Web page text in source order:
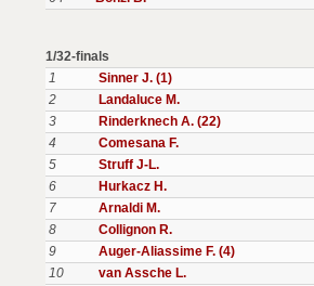
1/32-finals
1
Sinner J. (1)
2
Landaluce M.
3
Rinderknech A. (22)
4
Comesana F.
5
Struff J-L.
6
Hurkacz H.
7
Arnaldi M.
8
Collignon R.
9
Auger-Aliassime F. (4)
10
van Assche L.